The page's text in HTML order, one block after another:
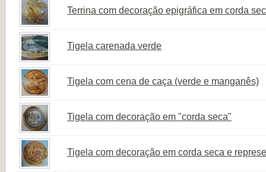
Terrina com decoração epigráfica em corda
Tigela carenada verde
Tigela com cena de caça (verde e manganês)
Tigela com decoração em "corda seca"
Tigela com decoração em corda seca e